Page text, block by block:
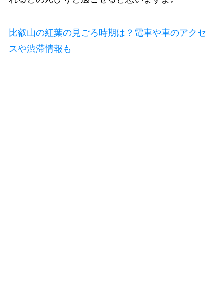
比叡山の紅葉の見ごろ時期は？電車や車のアクセ
スや渋滞情報も